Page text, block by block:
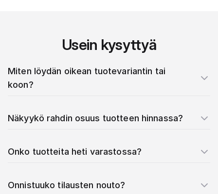
Usein kysyttyä
Miten löydän oikean tuotevariantin tai
koon?
Näkyykö rahdin osuus tuotteen hinnassa?
Onko tuotteita heti varastossa?
Onnistuuko tilausten nouto?